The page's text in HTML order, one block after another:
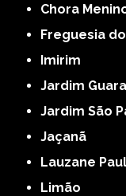
Chora
Freguesia
Imirim
Jardim
Jardim São
Jaçanã
Lauzane
Limão